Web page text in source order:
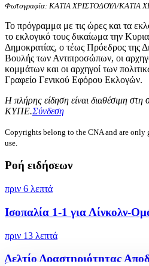
Φωτογραφία: ΚΑΤΙΑ ΧΡΙΣΤΟΔΟΥΛ/ΚΑΤΙΑ
Το πρόγραμμα με τις ώρες και τα
το εκλογικό τους δικαίωμα την
Δημοκρατίας, ο τέως Πρόεδρος της
Βουλής των Αντιπροσώπων, οι
κομμάτων και οι αρχηγοί των
Γραφείο Γενικού Εφόρου Εκλογών.
Η πλήρης είδηση είναι διαθέσιμη στη
ΚΥΠΕ.Σύνδεση
Copyrights belong to the CNA and are only
use.
Ροή ειδήσεων
πριν 6 λεπτά
Ισοπαλία 1-1 για Λίνκολν-
πριν 13 λεπτά
Δελτίο Δραστηριότητας